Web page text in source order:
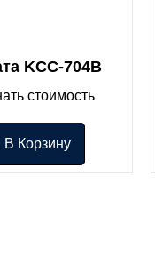
KCC-704B
стоимость
В Корзину